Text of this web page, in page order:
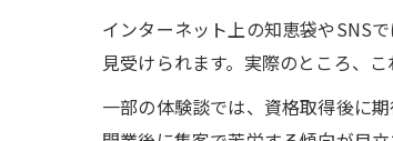
インターネット上の知恵袋やSNS
見受けられます。実際のところ、
一部の体験談では、資格取得後に